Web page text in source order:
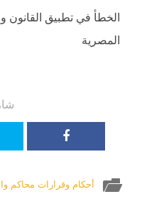
الخطأ في تطبيق
المصرية
أحكام وقرارات محاكم